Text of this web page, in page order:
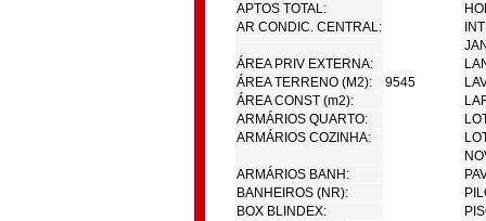
APTOS TOTAL:
AR CONDIC. CENTRAL:
ÁREA PRIV EXTERNA:
ÁREA TERRENO (M2):
9545
ÁREA CONST (m2):
ARMÁRIOS QUARTO:
ARMÁRIOS COZINHA:
ARMÁRIOS BANH:
BANHEIROS (NR):
BOX BLINDEX: